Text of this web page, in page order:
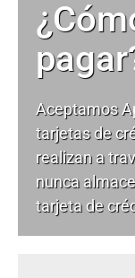
Aceptamos
tarjetas de
realizan a
nunca
tarjeta de